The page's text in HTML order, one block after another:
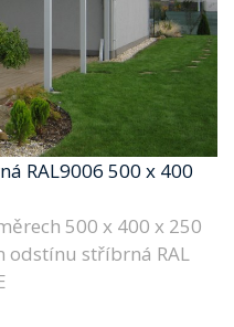
RAL9006 500 x 400
500 x 400 x 250
odstínu stříbrná RAL